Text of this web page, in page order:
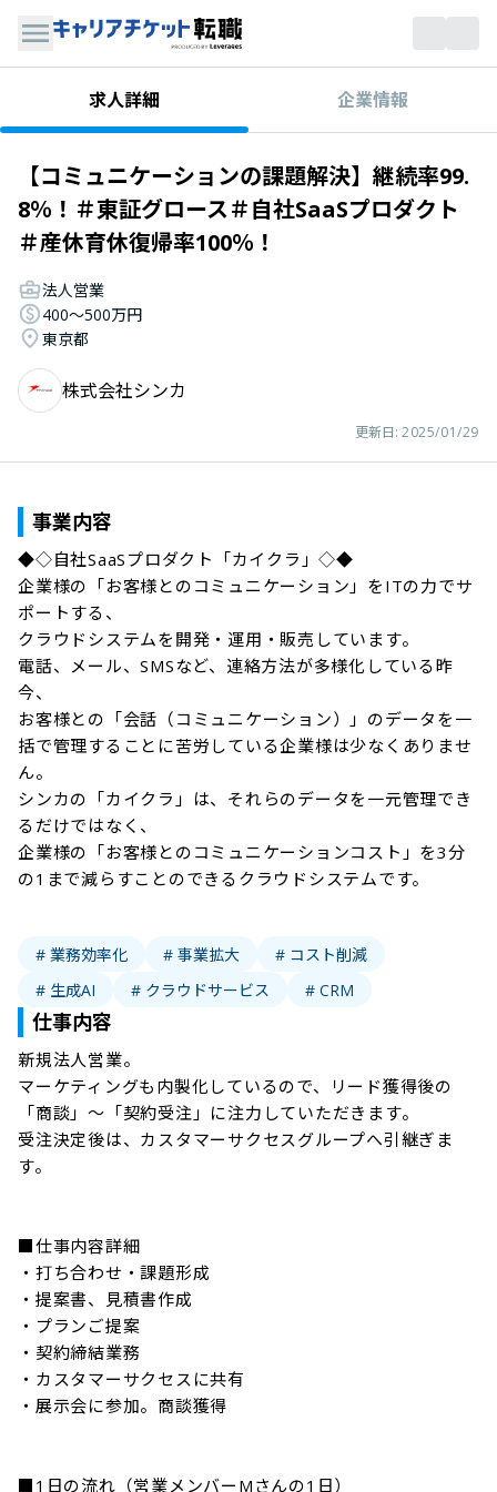
求人詳細 企業情報
【コミュニケーションの課題解決】継続率99.
8％！＃東証グロース＃自社SaaSプロダクト
＃産休育休復帰率100％！
法人営業
400〜500万円
東京都
株式会社シンカ
更新日: 2025/01/29
事業内容
◆◇自社SaaSプロダクト「カイクラ」◇◆
企業様の「お客様とのコミュニケーション」をITの力でサ
ポートする、
クラウドシステムを開発・運用・販売しています。
電話、メール、SMSなど、連絡方法が多様化している昨
今、
お客様との「会話（コミュニケーション）」のデータを一
括で管理することに苦労している企業様は少なくありませ
ん。
シンカの「カイクラ」は、それらのデータを一元管理でき
るだけではなく、
企業様の「お客様とのコミュニケーションコスト」を3分
の1まで減らすことのできるクラウドシステムです。
# 業務効率化 # 事業拡大
# コスト削減
# 生成AI
# クラウドサービス # CRM
仕事内容
新規法人営業。
マーケティングも内製化しているので、リード獲得後の
「商談」～「契約受注」に注力していただきます。
受注決定後は、カスタマーサクセスグループへ引継ぎま
す。
■仕事内容詳細
・打ち合わせ・課題形成
・提案書、見積書作成
・プランご提案
・契約締結業務
・カスタマーサクセスに共有
・展示会に参加。商談獲得
■1日の流れ（営業メンバーMさんの1日）